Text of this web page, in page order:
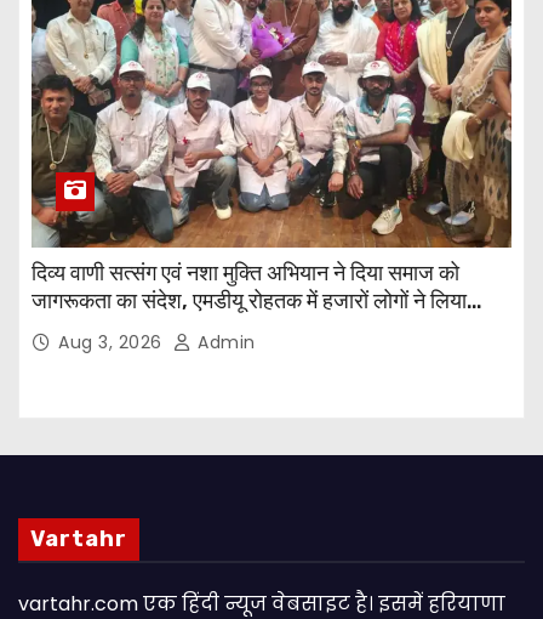
दिव्य वाणी सत्संग एवं नशा मुक्ति अभियान ने दिया समाज को
जागरूकता का संदेश, एमडीयू रोहतक में हजारों लोगों ने लिया
संकल्पAug 3, 2026 Admin
Vartahr
vartahr.com एक हिंदी न्यूज वेबसाइट है। इसमें हरियाणा